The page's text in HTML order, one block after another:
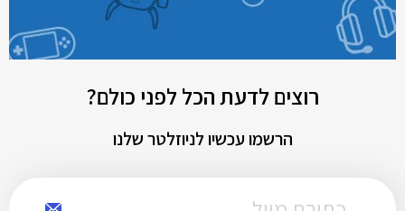
רוצים לדעת הכל לפני כולם?
הרשמו עכשיו לניוזלטר שלנו